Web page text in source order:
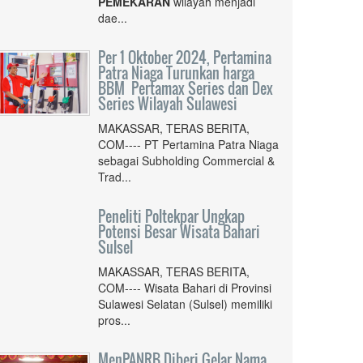
dae...
Per 1 Oktober 2024, Pertamina
Patra Niaga Turunkan harga
BBM Pertamax Series dan Dex
Series Wilayah Sulawesi
MAKASSAR, TERAS BERITA,
COM---- PT Pertamina Patra Niaga
sebagai Subholding Commercial &
Trad...
Peneliti Poltekpar Ungkap
Potensi Besar Wisata Bahari
Sulsel
MAKASSAR, TERAS BERITA,
COM---- Wisata Bahari di Provinsi
Sulawesi Selatan (Sulsel) memiliki
pros...